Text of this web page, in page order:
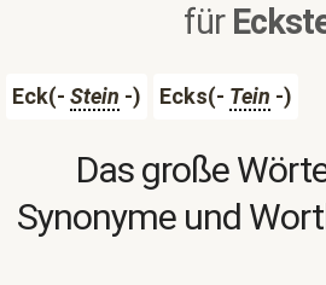
für
Eck(- Stein -) Ecks(- Tein -)
Das große
Synonyme und